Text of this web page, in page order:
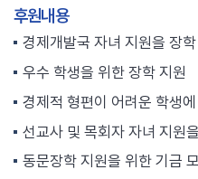
후원내용
경제개발국 자녀 지원을 장
우수 학생을 위한 장학 지원
경제적 형편이 어려운 학생
선교사 및 목회자 자녀 지원
동문장학 지원을 위한 기금